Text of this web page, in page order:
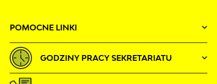
POMOCNE LINKI
GODZINY PRACY SEKRETARIATU